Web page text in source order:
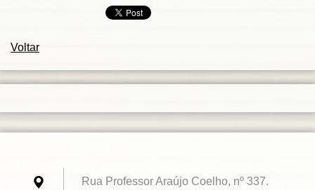
Voltar
Rua Professor Araújo Coelho, nº 337.